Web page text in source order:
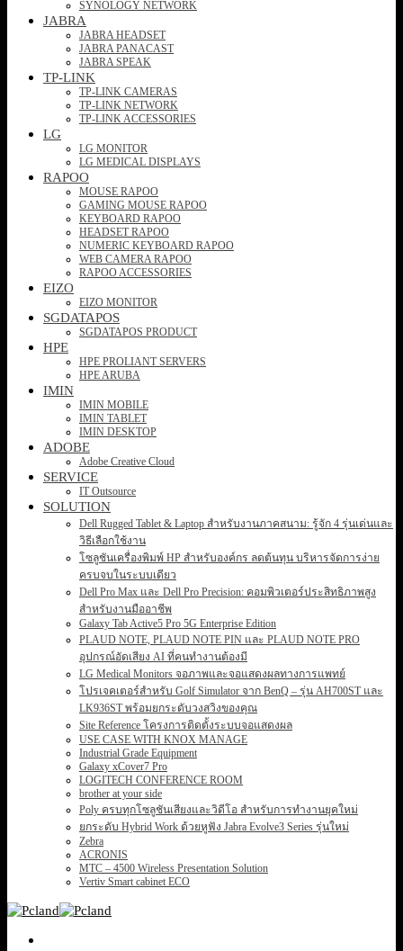
SYNOLOGY NETWORK
JABRA
JABRA HEADSET
JABRA PANACAST
JABRA SPEAK
TP-LINK
TP-LINK CAMERAS
TP-LINK NETWORK
TP-LINK ACCESSORIES
LG
LG MONITOR
LG MEDICAL DISPLAYS
RAPOO
MOUSE RAPOO
GAMING MOUSE RAPOO
KEYBOARD RAPOO
HEADSET RAPOO
NUMERIC KEYBOARD RAPOO
WEB CAMERA RAPOO
RAPOO ACCESSORIES
EIZO
EIZO MONITOR
SGDATAPOS
SGDATAPOS PRODUCT
HPE
HPE PROLIANT SERVERS
HPE ARUBA
IMIN
IMIN MOBILE
IMIN TABLET
IMIN DESKTOP
ADOBE
Adobe Creative Cloud
SERVICE
IT Outsource
SOLUTION
Dell Rugged Tablet & Laptop สำหรับงานภาคสนาม: รู้จัก 4 รุ่นเด่นและ
วิธีเลือกใช้งาน
โซลูชันเครื่องพิมพ์ HP สำหรับองค์กร ลดต้นทุน บริหารจัดการง่าย
ครบจบในระบบเดียว
Dell Pro Max และ Dell Pro Precision: คอมพิวเตอร์ประสิทธิภาพสูง
สำหรับงานมืออาชีพ
Galaxy Tab Active5 Pro 5G Enterprise Edition
PLAUD NOTE, PLAUD NOTE PIN และ PLAUD NOTE PRO
อุปกรณ์อัดเสียง AI ที่คนทำงานต้องมี
LG Medical Monitors จอภาพและจอแสดงผลทางการแพทย์
โปรเจคเตอร์สำหรับ Golf Simulator จาก BenQ – รุ่น AH700ST และ
LK936ST พร้อมยกระดับวงสวิงของคุณ
Site Reference โครงการติดตั้งระบบจอแสดงผล
USE CASE WITH KNOX MANAGE
Industrial Grade Equipment
Galaxy xCover7 Pro
LOGITECH CONFERENCE ROOM
brother at your side
Poly ครบทุกโซลูชันเสียงและวิดีโอ สำหรับการทำงานยุคใหม่
ยกระดับ Hybrid Work ด้วยหูฟัง Jabra Evolve3 Series รุ่นใหม่
Zebra
ACRONIS
MTC – 4500 Wireless Presentation Solution
Vertiv Smart cabinet ECO